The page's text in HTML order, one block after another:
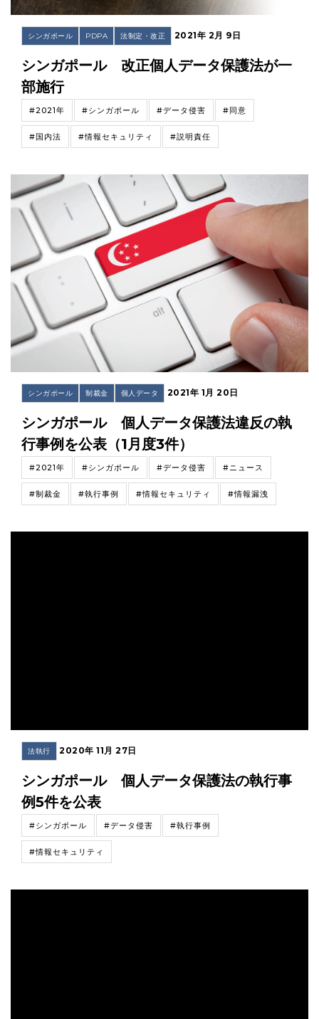
シンガポール PDPA 法制定・改正 2021年 2月 9日
シンガポール 改正個人データ保護法が一
部施行
#2021年 #シンガポール #データ侵害 #同意
#国内法 #情報セキュリティ #説明責任
シンガポール 制裁金 個人データ 2021年 1月 20日
シンガポール 個人データ保護法違反の執
行事例を公表（1月度3件）
#2021年 #シンガポール #データ侵害 #ニュース
#制裁金 #執行事例 #情報セキュリティ #情報漏洩
法執行 2020年 11月 27日
シンガポール 個人データ保護法の執行事
例5件を公表
#シンガポール #データ侵害 #執行事例
#情報セキュリティ